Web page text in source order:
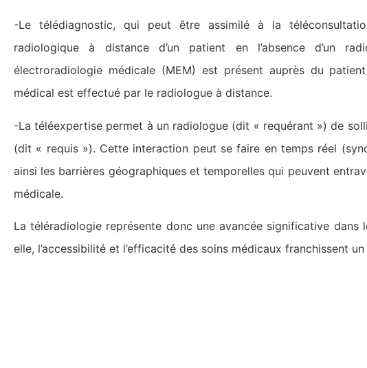
-Le télédiagnostic, qui peut être assimilé à la
radiologique à distance d’un patient en l’absence d’un
électroradiologie médicale (MEM) est présent auprès du
médical est effectué par le radiologue à distance.
-La téléexpertise permet à un radiologue (dit « requérant ») de
(dit « requis »). Cette interaction peut se faire en temps réel
ainsi les barrières géographiques et temporelles qui peuvent
médicale.
La téléradiologie représente donc une avancée significative dans
elle, l’accessibilité et l’efficacité des soins médicaux franchissent